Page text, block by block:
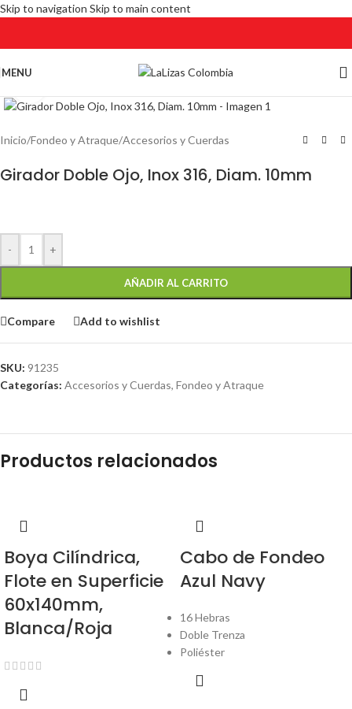
Skip to navigation Skip to main content
MENU
Inicio/Fondeo y Atraque/Accesorios y Cuerdas
Girador Doble Ojo, Inox 316, Diam. 10mm
- +
AÑADIR AL CARRITO
Compare Add to wishlist
SKU: 91235
Categorías: Accesorios y Cuerdas, Fondeo y Atraque
Productos relacionados
Boya Cilíndrica,
Flote en Superficie
60x140mm,
Blanca/Roja
Cabo de Fondeo
Azul Navy
16 Hebras
Doble Trenza
Poliéster